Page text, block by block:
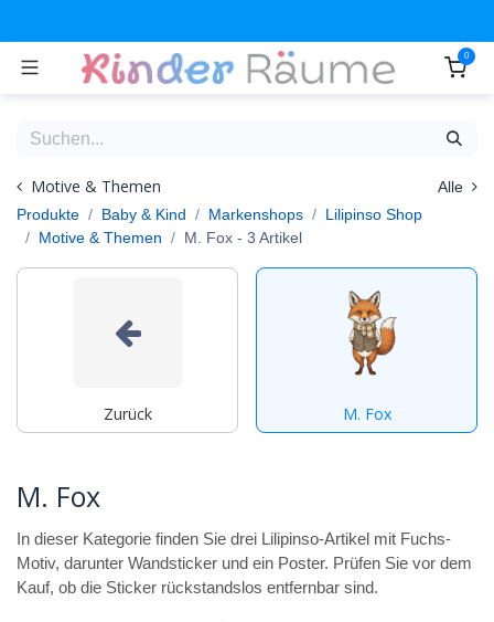
0
Motive & Themen
Alle
Produkte
Baby & Kind Markenshops
Lilipinso Shop
Motive & Themen
M. Fox - 3 Artikel
Zurück M. Fox
M. Fox
In dieser Kategorie finden Sie drei Lilipinso-Artikel mit Fuchs-
Motiv, darunter Wandsticker und ein Poster. Prüfen Sie vor dem
Kauf, ob die Sticker rückstandslos entfernbar sind.